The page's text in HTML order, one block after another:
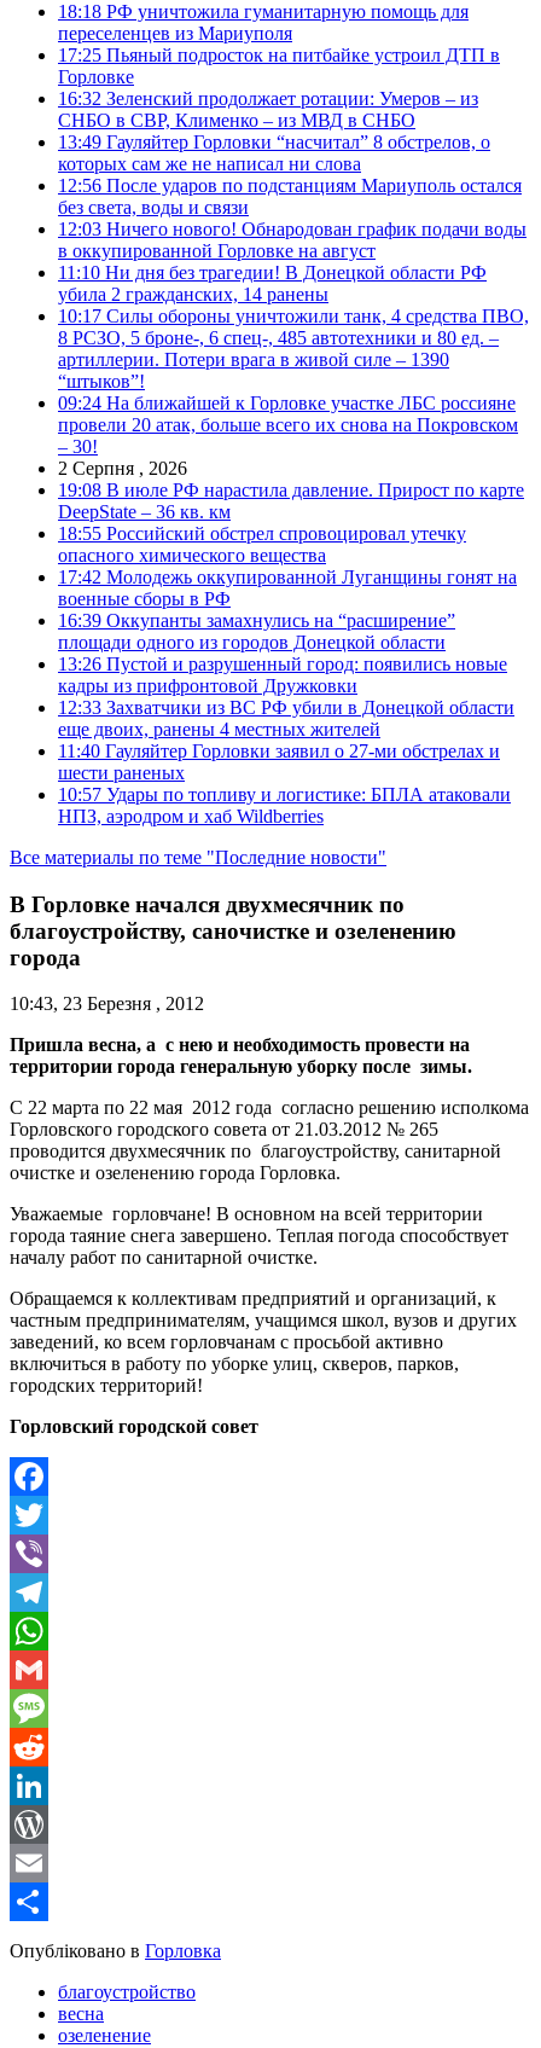
18:18 РФ уничтожила гуманитарную помощь для
переселенцев из Мариуполя
17:25 Пьяный подросток на питбайке устроил ДТП в
Горловке
16:32 Зеленский продолжает ротации: Умеров – из
СНБО в СВР, Клименко – из МВД в СНБО
13:49 Гауляйтер Горловки “насчитал” 8 обстрелов, о
которых сам же не написал ни слова
12:56 После ударов по подстанциям Мариуполь остался
без света, воды и связи
12:03 Ничего нового! Обнародован график подачи воды
в оккупированной Горловке на август
11:10 Ни дня без трагедии! В Донецкой области РФ
убила 2 гражданских, 14 ранены
10:17 Силы обороны уничтожили танк, 4 средства ПВО,
8 РСЗО, 5 броне-, 6 спец-, 485 автотехники и 80 ед. –
артиллерии. Потери врага в живой силе – 1390
“штыков”!
09:24 На ближайшей к Горловке участке ЛБС россияне
провели 20 атак, больше всего их снова на Покровском
– 30!
2 Серпня , 2026
19:08 В июле РФ нарастила давление. Прирост по карте
DeepState – 36 кв. км
18:55 Российский обстрел спровоцировал утечку
опасного химического вещества
17:42 Молодежь оккупированной Луганщины гонят на
военные сборы в РФ
16:39 Оккупанты замахнулись на “расширение”
площади одного из городов Донецкой области
13:26 Пустой и разрушенный город: появились новые
кадры из прифронтовой Дружковки
12:33 Захватчики из ВС РФ убили в Донецкой области
еще двоих, ранены 4 местных жителей
11:40 Гауляйтер Горловки заявил о 27-ми обстрелах и
шести раненых
10:57 Удары по топливу и логистике: БПЛА атаковали
НПЗ, аэродром и хаб Wildberries
Все материалы по теме "Последние новости"
В Горловке начался двухмесячник по
благоустройству, саночистке и озеленению
города
10:43, 23 Березня , 2012
Пришла весна, а с нею и необходимость провести на
территории города генеральную уборку после зимы.
С 22 марта по 22 мая 2012 года согласно решению исполкома
Горловского городского совета от 21.03.2012 № 265
проводится двухмесячник по благоустройству, санитарной
очистке и озеленению города Горловка.
Уважаемые горловчане! В основном на всей территории
города таяние снега завершено. Теплая погода способствует
началу работ по санитарной очистке.
Обращаемся к коллективам предприятий и организаций, к
частным предпринимателям, учащимся школ, вузов и других
заведений, ко всем горловчанам с просьбой активно
включиться в работу по уборке улиц, скверов, парков,
городских территорий!
Горловский городской совет
Facebook
Twitter
Viber
Telegram
WhatsApp
Gmail
Message
Reddit
LinkedIn
WordPress
Email
Share
Опубліковано в Горловка
благоустройство
весна
озеленение